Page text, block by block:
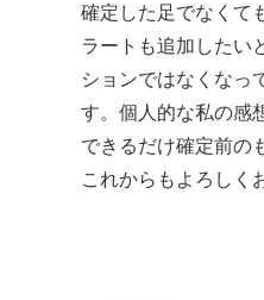
確定した足でなくて
ラートも追加したい
ションではなくなっ
す。個人的な私の感
できるだけ確定前の
これからもよろしく